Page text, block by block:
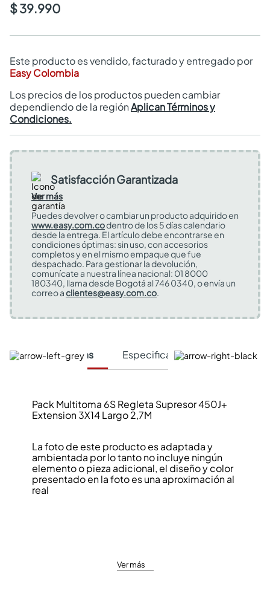
$ 39.990
Este producto es vendido, facturado y entregado por
Easy Colombia
Los precios de los productos pueden cambiar
dependiendo de la regiónAplican Términos y
Condiciones.
Satisfacción Garantizada
Ver más
Puedes devolver o cambiar un producto adquirido en
www.easy.com.codentro de los 5 días calendario
desde la entrega. El artículo debe encontrarse en
condiciones óptimas: sin uso, con accesorios
completos y en el mismo empaque que fue
despachado. Para gestionar la devolución,
comunícate a nuestra línea nacional: 01 8000
180340, llama desde Bogotá al 746 0340, o envía un
correo aclientes@easy.com.co.
Características Especificaciones Técnicas
Pack Multitoma 6S Regleta Supresor 450J+
Extension 3X14 Largo 2,7M
La foto de este producto es adaptada y
ambientada por lo tanto no incluye ningún
elemento o pieza adicional, el diseño y color
presentado en la foto es una aproximación al
real
Ver más